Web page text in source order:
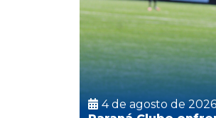
4 de agosto de 2026